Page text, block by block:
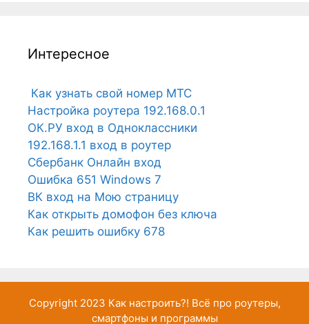
Интересное
Как узнать свой номер МТС
Настройка роутера 192.168.0.1
ОК.РУ вход в Одноклассники
192.168.1.1 вход в роутер
Сбербанк Онлайн вход
Ошибка 651 Windows 7
ВК вход на Мою страницу
Как открыть домофон без ключа
Как решить ошибку 678
Copyright 2023 Как настроить?! Всё про роутеры,
смартфоны и программы